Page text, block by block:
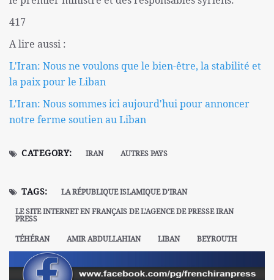
417
A lire aussi :
L'Iran: Nous ne voulons que le bien-être, la stabilité et
la paix pour le Liban
L'Iran: Nous sommes ici aujourd'hui pour annoncer
notre ferme soutien au Liban
CATEGORY: IRAN AUTRES PAYS
TAGS:
LA RÉPUBLIQUE ISLAMIQUE D'IRAN
LE SITE INTERNET EN FRANÇAIS DE L'AGENCE DE PRESSE IRAN
PRESS
TÉHÉRAN
AMIR ABDULLAHIAN LIBAN BEYROUTH